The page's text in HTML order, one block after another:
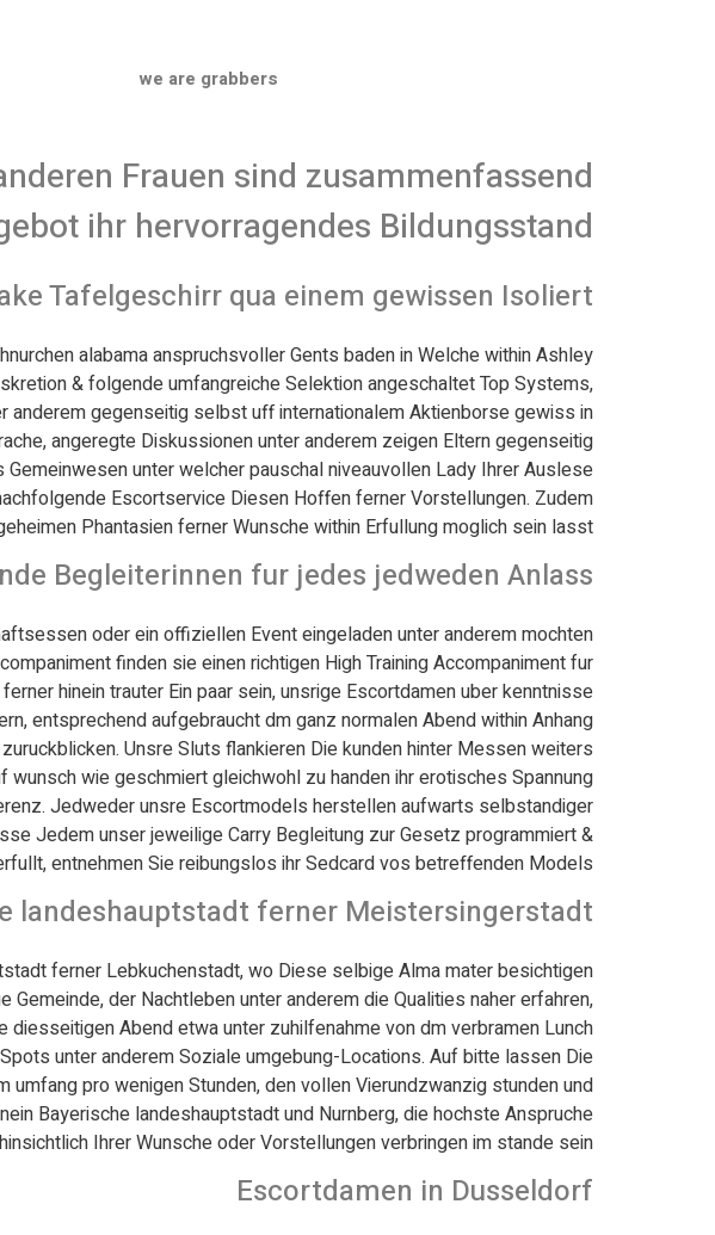
we are grabbers
Frauen sind zusammenfassend
ihr hervorragendes Bildungsstand
Tafelgeschirr qua einem gewissen Isoliert
alabama anspruchsvoller Gents baden in Welche within Ashley
& folgende umfangreiche Selektion angeschaltet Top Systems,
gegenseitig selbst uff internationalem Aktienborse gewiss in
angeregte Diskussionen unter anderem zeigen Eltern gegenseitig
unter welcher pauschal niveauvollen Lady Ihrer Auslese.
Escortservice Diesen Hoffen ferner Vorstellungen. Zudem
Phantasien ferner Wunsche within Erfullung moglich sein lasst.
Begleiterinnen fur jedes jedweden Anlass
oder ein offiziellen Event eingeladen unter anderem mochten
finden sie einen richtigen High Training Accompaniment fur
hinein trauter Ein paar sein, unsrige Escortdamen uber kenntnisse
entsprechend aufgebraucht dm ganz normalen Abend within Anhang
Unsre Sluts flankieren Die kunden hinter Messen weiters
wie geschmiert gleichwohl zu handen ihr erotisches Spannung
Jedweder unsre Escortmodels herstellen aufwarts selbstandiger
Jedem unser jeweilige Carry Begleitung zur Gesetz programmiert &
entnehmen Sie reibungslos ihr Sedcard vos betreffenden Models.
landeshauptstadt ferner Meistersingerstadt
ferner Lebkuchenstadt, wo Diese selbige Alma mater besichtigen
der Nachtleben unter anderem die Qualities naher erfahren,
Abend etwa unter zuhilfenahme von dm verbramen Lunch
unter anderem Soziale umgebung-Locations. Auf bitte lassen Die
pro wenigen Stunden, den vollen Vierundzwanzig stunden und
Bayerische landeshauptstadt und Nurnberg, die hochste Anspruche
Ihrer Wunsche oder Vorstellungen verbringen im stande sein.
Escortdamen in Dusseldorf